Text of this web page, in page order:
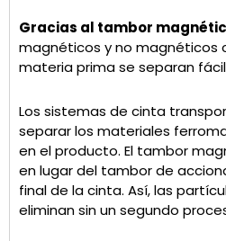
Gracias al tambor
magnéticos y no magnéticos
materia prima se separan
Los sistemas de cinta
separar los materiales
en el producto. El tambor
en lugar del tambor de
final de la cinta. Así, las
eliminan sin un segundo